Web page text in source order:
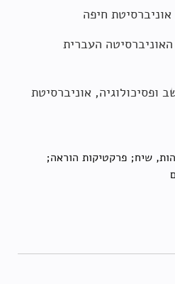
חיפה
האוניברסיטה העברית
ופסיכולוגיה, אוניברסיטת
שיח; פרקטיקות הוראה;